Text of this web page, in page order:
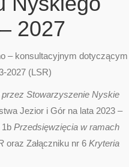
2027
– konsultacyjnym dotyczącym
2027 (LSR)
Stowarzyszenie Nyskie
Jezior i Gór na lata 2023 –
1b Przedsięwzięcia w ramach
oraz Załączniku nr 6 Kryteria